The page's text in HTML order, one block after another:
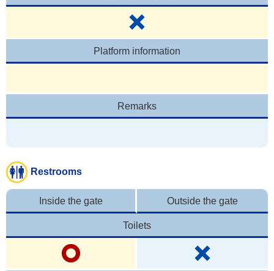
Platform information
Remarks
Restrooms
Inside the gate Outside the gate
Toilets